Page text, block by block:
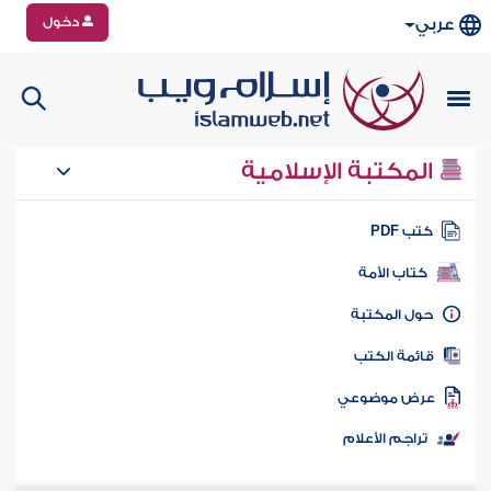
عربي دخول
المكتبة الإسلامية
كتب PDF
كتاب الأمة
المكتبة
الكتب
موضوعي